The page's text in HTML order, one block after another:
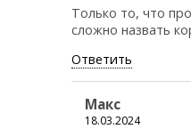
Только то, что
сложно назвать
Ответить
Макс
18.03.2024